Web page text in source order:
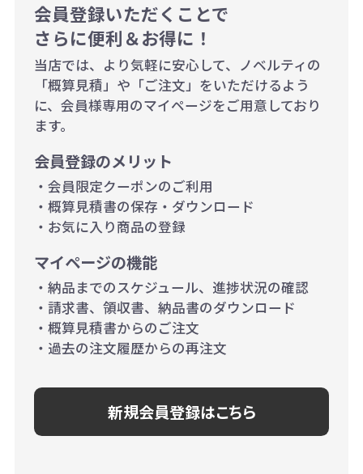
例：200個未満（1式：18,000円）
200個~499個の場合：42円（1個
当たり）
500個~999個の場合：35円（1個
1,000個以上：28円（1個当た
り）
会員登録いただくことで
さらに便利＆お得に！
当店では、より気軽に安心して、ノベルティの
「概算見積」や「ご注文」をいただけるよう
に、会員様専用のマイページをご用意しており
ます。
会員登録のメリット
・会員限定クーポンのご利用
・概算見積書の保存・ダウンロード
・お気に入り商品の登録
マイページの機能
・納品までのスケジュール、進捗状況の確認
・請求書、領収書、納品書のダウンロード
・概算見積書からのご注文
・過去の注文履歴からの再注文
新規会員登録はこちら